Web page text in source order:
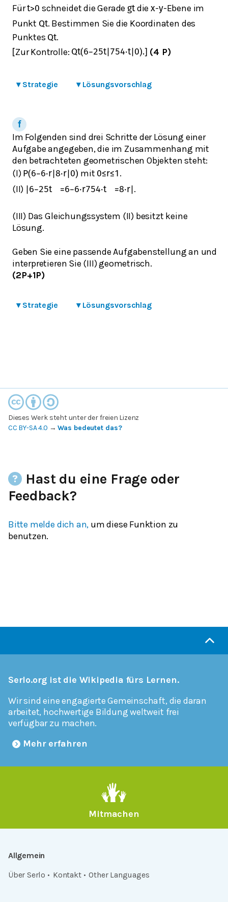
Fürt>0 schneidet die Gerade gtdiex-y-Ebene im
Punkt Qt. Bestimmen Sie die Koordinaten des
Punktes Qt.
[Zur Kontrolle: Qt(6−25t| 754⋅t| 0).] (4 P)
▾ Strategie ▾ Lösungsvorschlag
Im Folgenden sind drei Schritte der Lösung einer
Aufgabe angegeben, die im Zusammenhang mit
den betrachteten geometrischen Objekten steht:
(I) P(6−6⋅r |8⋅r 0) mit 0≤r≤1 .
(II)
6−25t =6−6⋅r754⋅t =8⋅r| .
(III) Das Gleichungssystem (II) besitzt keine
Lösung.
Geben Sie eine passende Aufgabenstellung an und
interpretieren Sie (III) geometrisch.
(2P+1P)
▾ Strategie ▾ Lösungsvorschlag
Dieses Werk steht unter der freien Lizenz
CC BY-SA 4.0 →Was bedeutet das?
Hast du eine Frage oder
Feedback?
Bitte melde dich an, um diese Funktion zu
benutzen.
Serlo.org ist die Wikipedia fürs Lernen.
Wir sind eine engagierte Gemeinschaft, die daran
arbeitet, hochwertige Bildung weltweit frei
verfügbar zu machen.
Mehr erfahren
Mitmachen
Allgemein
Über Serlo
Kontakt Other Languages